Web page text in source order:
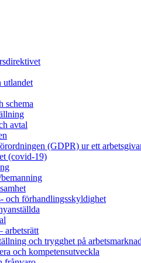
utlandet
schema
avtal
(GDPR) ur ett
(covid-19)
och förhandlingsskyldighet
arbetsrätt
och trygghet på
och kompetensutveckla